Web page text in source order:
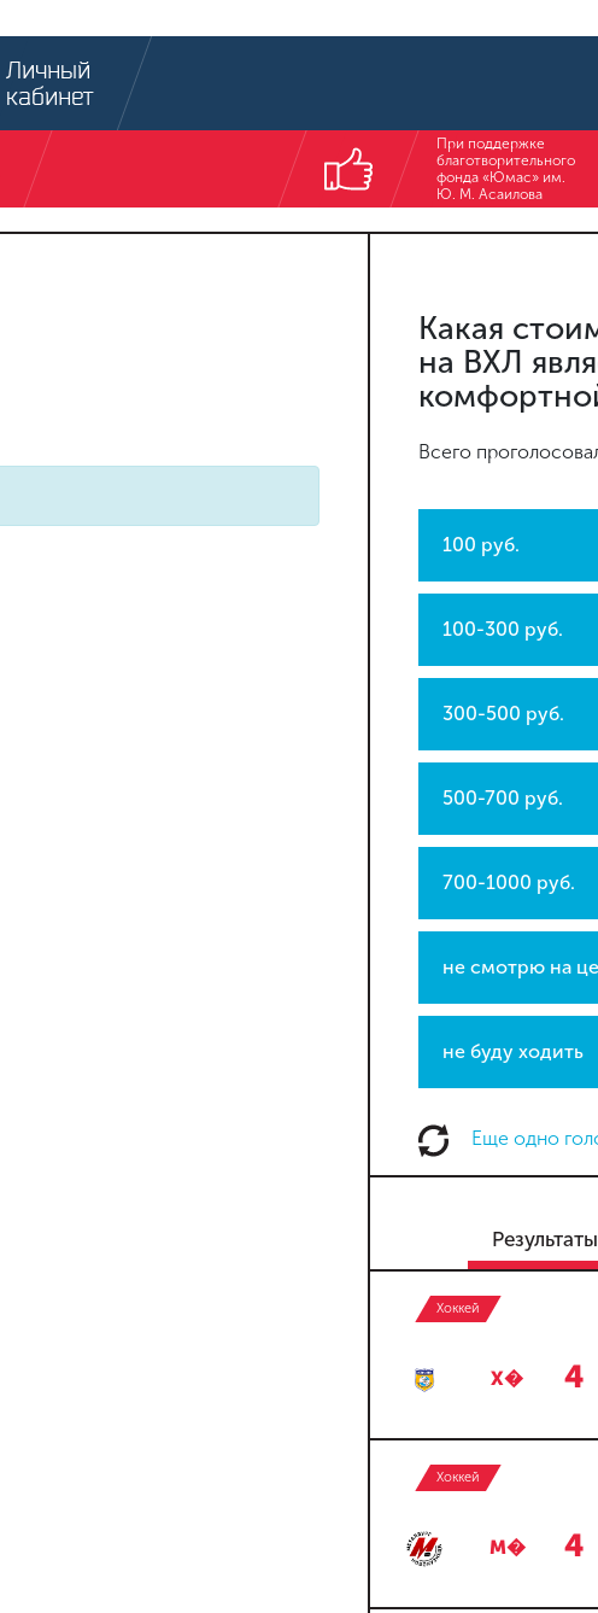
Личный
кабинет
При поддержке
благотворительного
фонда «Юмас» им.
Ю. М. Асаилова
Какая
на ВХЛ
Всего
100 руб.
100-300 руб.
300-500 руб.
500-700 руб.
700-1000 руб.
не смотрю на
не буду ходить
Еще одно
Результаты
Хоккей
Х� 4
Хоккей
М� 4